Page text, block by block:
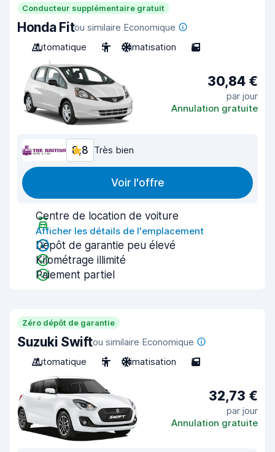
Conducteur supplémentaire gratuit
Honda Fitou similaire Economique
Automatique
5 Climatisation 5
30,84 €
par jour
Annulation gratuite
8,8 Très bien
Voir l'offre
Centre de location de voiture
Afficher les détails de l'emplacement
Dépôt de garantie peu élevé
Kilométrage illimité
Paiement partiel
Zéro dépôt de garantie
Suzuki Swiftou similaire Economique
Automatique
5 Climatisation 5
32,73 €
par jour
Annulation gratuite